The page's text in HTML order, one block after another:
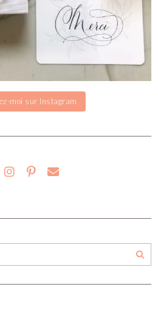
moi sur Instagram